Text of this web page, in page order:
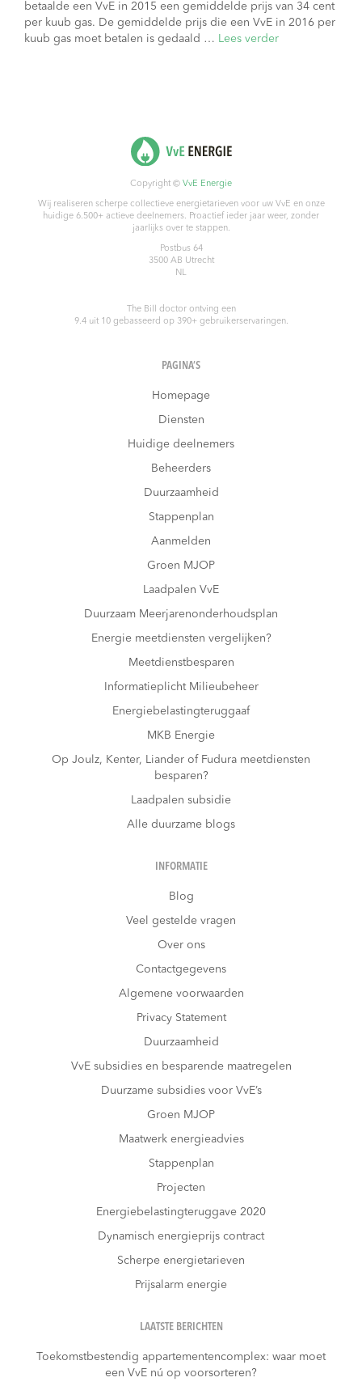
betaalde een VvE in 2015 een gemiddelde prijs van 34 cent
per kuub gas. De gemiddelde prijs die een VvE in 2016 per
kuub gas moet betalen is gedaald … Lees verder
Copyright © VvE Energie
Wij realiseren scherpe collectieve energietarieven voor uw VvE en onze
huidige 6.500+ actieve deelnemers. Proactief ieder jaar weer, zonder
jaarlijks over te stappen.
Postbus 64
3500 AB Utrecht
NL
The Bill doctorontving een
9.4uit 10gebasseerd op 390+ gebruikerservaringen.
PAGINA’S
Homepage
Diensten
Huidige deelnemers
Beheerders
Duurzaamheid
Stappenplan
Aanmelden
Groen MJOP
Laadpalen VvE
Duurzaam Meerjarenonderhoudsplan
Energie meetdiensten vergelijken?
Meetdienstbesparen
Informatieplicht Milieubeheer
Energiebelastingteruggaaf
MKB Energie
Op Joulz, Kenter, Liander of Fudura meetdiensten
besparen?
Laadpalen subsidie
Alle duurzame blogs
INFORMATIE
Blog
Veel gestelde vragen
Over ons
Contactgegevens
Algemene voorwaarden
Privacy Statement
Duurzaamheid
VvE subsidies en besparende maatregelen
Duurzame subsidies voor VvE’s
Groen MJOP
Maatwerk energieadvies
Stappenplan
Projecten
Energiebelastingteruggave 2020
Dynamisch energieprijs contract
Scherpe energietarieven
Prijsalarm energie
LAATSTE BERICHTEN
Toekomstbestendig appartementencomplex: waar moet
een VvE nú op voorsorteren?